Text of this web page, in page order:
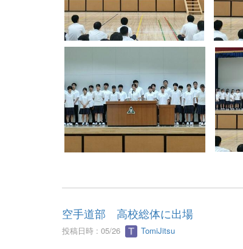
空手道部 高校総体に出場
投稿日時 : 05/26 TomiJitsu